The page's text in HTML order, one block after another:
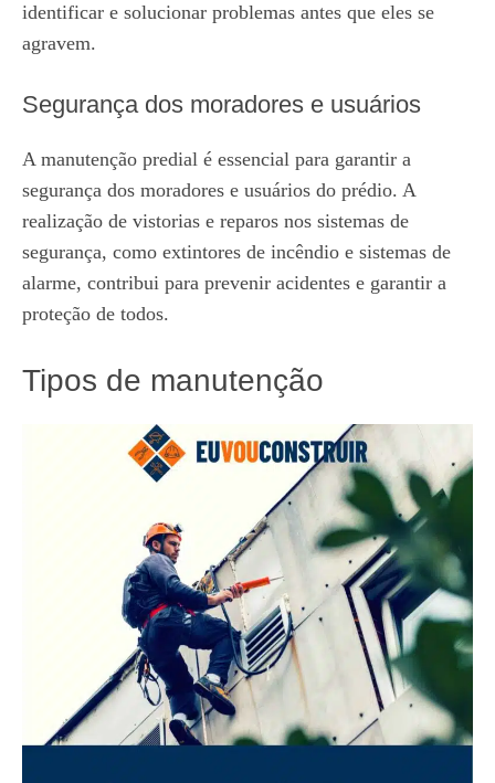
identificar e solucionar problemas antes que eles se
agravem.
Segurança dos moradores e usuários
A manutenção predial é essencial para garantir a
segurança dos moradores e usuários do prédio. A
realização de vistorias e reparos nos sistemas de
segurança, como extintores de incêndio e sistemas de
alarme, contribui para prevenir acidentes e garantir a
proteção de todos.
Tipos de manutenção